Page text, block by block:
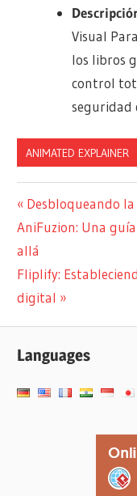
Visual
los libros
control
seguridad
ANIMATED EXPLAINER
Navegación
de
entradas
Entrada
anterior:
Desbloqueando
AniFuzion: Una
allá
Siguiente
entrada:
Fliplify:
digital
Languages